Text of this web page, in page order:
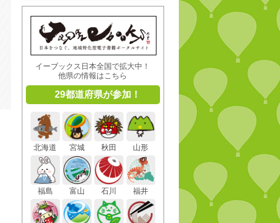
イーブックス日本全国で拡大中！
他県の情報はこちら
29都道府県が参加！
北海道 宮城 秋田 山形
福島 富山 石川 福井